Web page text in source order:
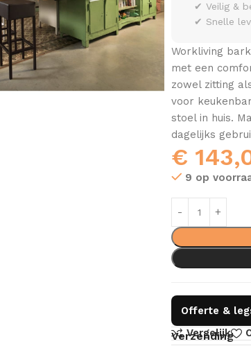
✔ Veilig &
✔ Snelle
Workliving
met een
zowel zitting
voor
stoel in huis.
dagelijks
€
9 op
Offerte &
Vergelijk
Verzending